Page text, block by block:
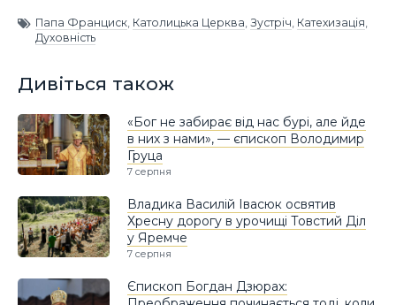
Папа Франциск Католицька Церква Зустріч Катехизація
Духовність
Дивіться також
«Бог не забирає від нас бурі, але йде
в них з нами», — єпископ Володимир
Груца
7 серпня
Владика Василій Івасюк освятив
Хресну дорогу в урочищі Товстий Діл
у Яремче
7 серпня
Єпископ Богдан Дзюрах: